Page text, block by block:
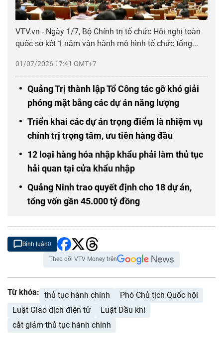
01/07/2026 17:41 GMT+7
VTV.vn - Ngày 1/7, Bộ Chính trị tổ chức Hội nghị toàn
quốc sơ kết 1 năm vận hành mô hình tổ chức tổng...
Quảng Trị thành lập Tổ Công tác gỡ khó giải
phóng mặt bằng các dự án năng lượng
Triển khai các dự án trọng điểm là nhiệm vụ
chính trị trọng tâm, ưu tiên hàng đầu
12 loại hàng hóa nhập khẩu phải làm thủ tục
hải quan tại cửa khẩu nhập
Quảng Ninh trao quyết định cho 18 dự án,
tổng vốn gần 45.000 tỷ đồng
Bình luận0
Theo dõi VTV Money trên
Từ khóa: thủ tục hành chính
Phó Chủ tịch Quốc hội
Luật Giao dịch điện tử
Luật Dầu khí
cắt giảm thủ tục hành chính